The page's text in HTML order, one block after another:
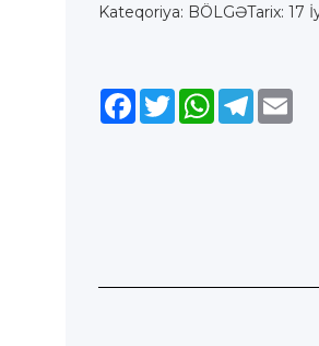
Kateqoriya: BÖLGƏTarix: 17
Facebook
TwitterWhatsApp
Telegram